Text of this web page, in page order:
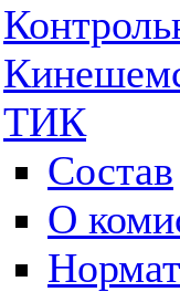
ТИК
Состав
О